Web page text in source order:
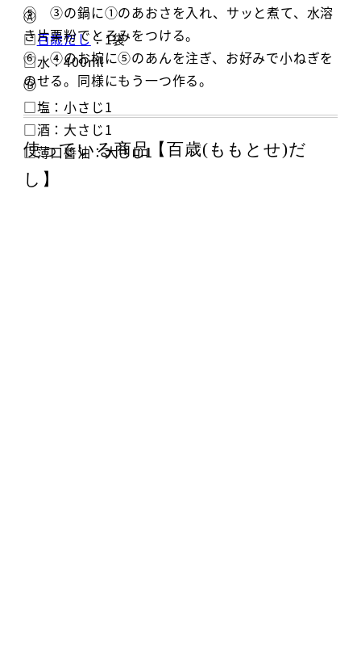
Ⓐ
□百歳だし ：1袋
□水：400ml
Ⓑ
□塩：小さじ1
□酒：大さじ1
□薄口醬油：大さじ1
⑤ ③の鍋に①のあおさを入れ、サッと煮て、水溶
き片栗粉でとろみをつける。
⑥ ④のお椀に⑤のあんを注ぎ、お好みで小ねぎを
のせる。同様にもう一つ作る。
使っている商品【百歳(ももとせ)だ
し】